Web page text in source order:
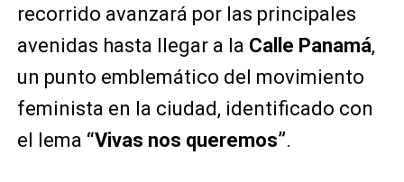
recorrido avanzará por las principales
avenidas hasta llegar a la Calle Panamá,
un punto emblemático del movimiento
feminista en la ciudad, identificado con
el lema “Vivas nos queremos”.